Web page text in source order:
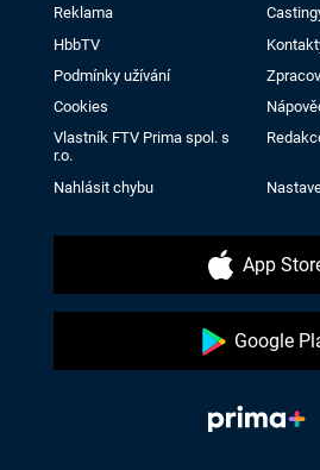
Reklama
HbbTV
Podmínky užívání
Cookies
Vlastník FTV Prima spol. s
r.o.
Nahlásit chybu
App
Google